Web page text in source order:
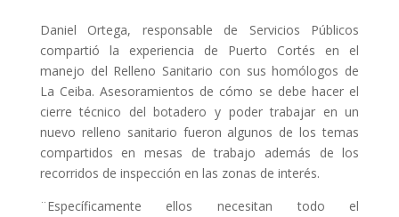
Daniel Ortega, responsable de Servicios Públicos
compartió la experiencia de Puerto Cortés en el
manejo del Relleno Sanitario con sus homólogos de
La Ceiba. Asesoramientos de cómo se debe hacer el
cierre técnico del botadero y poder trabajar en un
nuevo relleno sanitario fueron algunos de los temas
compartidos en mesas de trabajo además de los
recorridos de inspección en las zonas de interés.
¨Específicamente ellos necesitan todo el